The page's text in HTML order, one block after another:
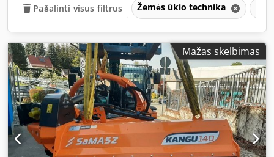
Pašalinti visus filtrus Žemės ūkio technika
Mažas skelbimas